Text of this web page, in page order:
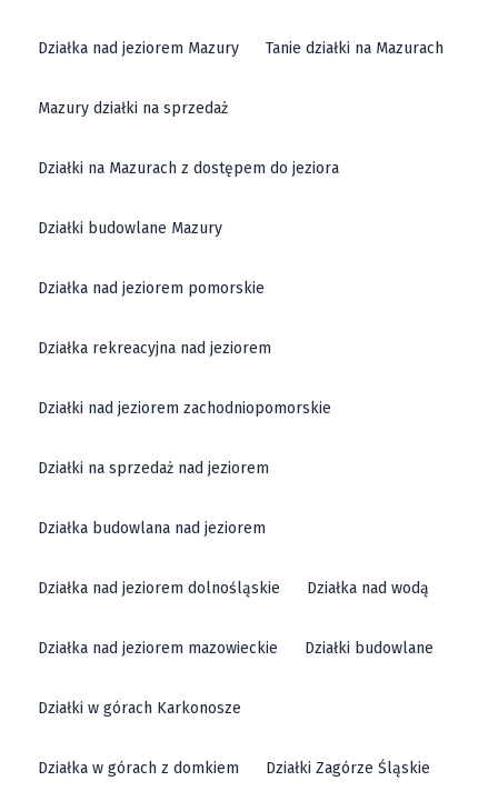
Działka nad jeziorem Mazury Tanie działki na Mazurach
Mazury działki na sprzedaż
Działki na Mazurach z dostępem do jeziora
Działki budowlane Mazury
Działka nad jeziorem pomorskie
Działka rekreacyjna nad jeziorem
Działki nad jeziorem zachodniopomorskie
Działki na sprzedaż nad jeziorem
Działka budowlana nad jeziorem
Działka nad jeziorem dolnośląskie Działka nad wodą
Działka nad jeziorem mazowieckie Działki budowlane
Działki w górach Karkonosze
Działka w górach z domkiem Działki Zagórze Śląskie